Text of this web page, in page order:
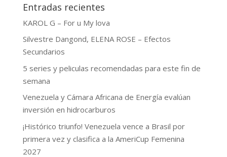
Entradas recientes
KAROL G – For u My lova
Silvestre Dangond, ELENA ROSE – Efectos
Secundarios
5 series y peliculas recomendadas para este fin de
semana
Venezuela y Cámara Africana de Energía evalúan
inversión en hidrocarburos
¡Histórico triunfo! Venezuela vence a Brasil por
primera vez y clasifica a la AmeriCup Femenina
2027